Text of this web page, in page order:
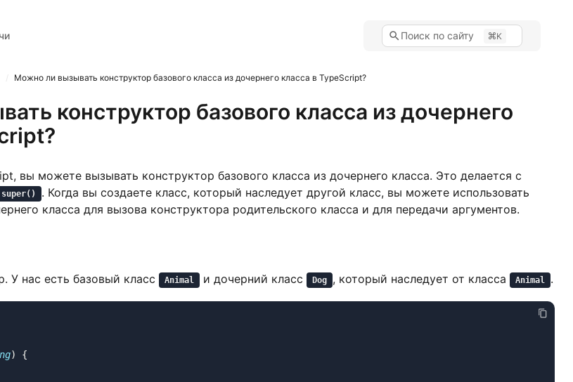
Поиск по сайту K
Можно ли вызывать конструктор базового класса из дочернего класса в TypeScript?
конструктор базового класса из дочернего
вы можете вызывать конструктор базового класса из дочернего класса. Это делается с
super() . Когда вы создаете класс, который наследует другой класс, вы можете использовать
класса для вызова конструктора родительского класса и для передачи аргументов.
У нас есть базовый класс Animal и дочерний класс Dog , который наследует от класса Animal .